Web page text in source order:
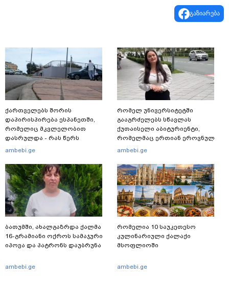
გაზიარება
ქართველებს შორის
დაპირისპირება ესპანეთში,
რომელიც მკვლელობით
დასრულდა - რას წერს
საერთაშორისო მედია: "მანქანა
და რაინდის"
ambebi.ge
ბათუმში, ახალგაზრდა ქალმა
16-გრამიანი ოქროს სამაჯური
იპოვა და პატრონს დაუბრუნა
ambebi.ge
რომელ უნივერსიტეტში
გააგრძელებს სწავლას
ქუთაისელი აბიტურიენტი,
რომელმაც ერთიან ეროვნულ
გამოცდებზე, ყველა საგანში
ambebi.ge
რომელია 10 საუკეთესო
კულინარიული ქალაქი
მსოფლიოში
ambebi.ge